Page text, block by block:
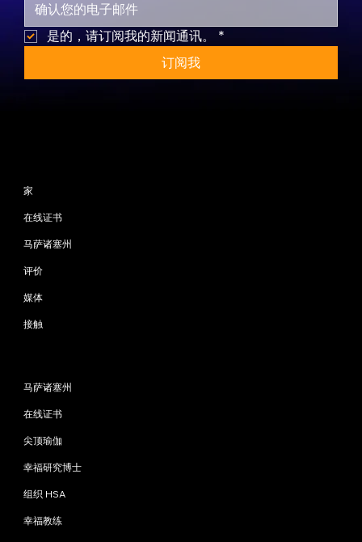
是的，请订阅我的新闻通讯。
*
订阅我
家
在线证书
马萨诸塞州
评价
媒体
接触
马萨诸塞州
在线证书
尖顶瑜伽
幸福研究博士
组织 HSA
幸福教练